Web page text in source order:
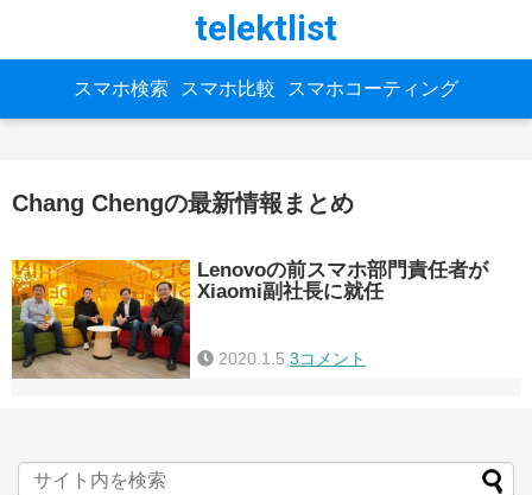
telektlist
スマホ検索 スマホ比較 スマホコーティング
Chang Chengの最新情報まとめ
Lenovoの前スマホ部門責任者が
Xiaomi副社長に就任
2020.1.5 3コメント